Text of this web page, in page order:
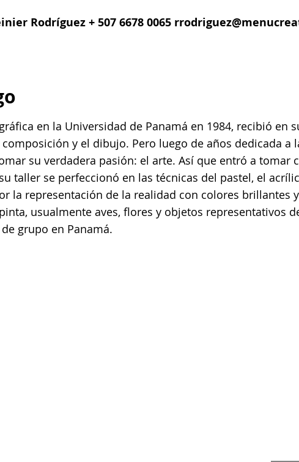
Rodríguez + 507 6678 0065
en la Universidad de Panamá en 1984, recibió en
y el dibujo. Pero luego de años dedicada a
su verdadera pasión: el arte. Así que entró a tomar
taller se perfeccionó en las técnicas del pastel, el
la representación de la realidad con colores brillantes
usualmente aves, flores y objetos representativos
grupo en Panamá.